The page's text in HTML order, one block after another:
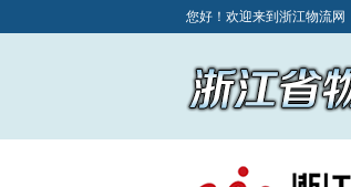
您好！欢迎来到浙江物流网